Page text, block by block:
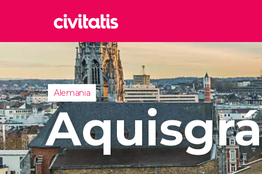
Reino
Reino
Alemania